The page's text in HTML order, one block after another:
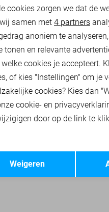
& JONES ACCESSOIRES
Marketing
cookies zorgen we dat de
samen met 4 partners
anoniem te analyseren,
tonen en relevante
cookies je accepteert.
of kies "Instellingen" om je
cookies? Kies dan
cookie- en
door op de link te
Weigeren